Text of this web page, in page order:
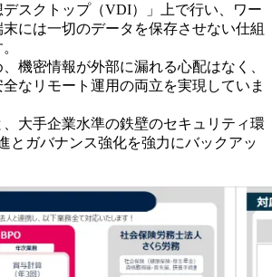
スクトップ（VDI）」上で行い、ワー
には一切のデータを保存させない仕組
機密情報が外部に漏れる心配はなく、
なリモート運用の両立を実現していま
大手企業水準の鉄壁のセキュリティ環
とガバナンス強化を強力にバックアッ